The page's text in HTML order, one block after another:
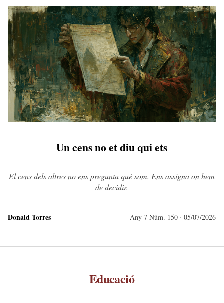
Un cens no et diu qui ets
El cens dels altres no ens pregunta què som. Ens assigna on hem
de decidir.
Donald Torres Any 7 Núm. 150 · 05/07/2026
Educació